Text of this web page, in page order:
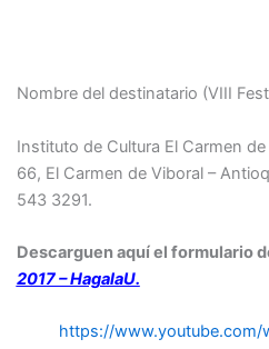
Nombre del destinatario (VIII
Instituto de Cultura El Carmen
66, El Carmen de Viboral –
543 3291.
Descarguen aquí el formulario
2017 – HagalaU.
https://www.youtube.com/